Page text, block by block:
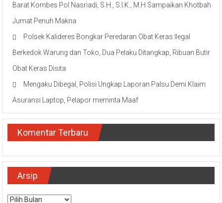
Barat Kombes Pol Nasriadi, S.H., S.I.K., M.H Sampaikan Khotbah
Jumat Penuh Makna
Polsek Kalideres Bongkar Peredaran Obat Keras Ilegal
Berkedok Warung dan Toko, Dua Pelaku Ditangkap, Ribuan Butir
Obat Keras Disita
Mengaku Dibegal, Polisi Ungkap Laporan Palsu Demi Klaim
Asuransi Laptop, Pelapor meminta Maaf
Komentar Terbaru
Arsip
Arsip